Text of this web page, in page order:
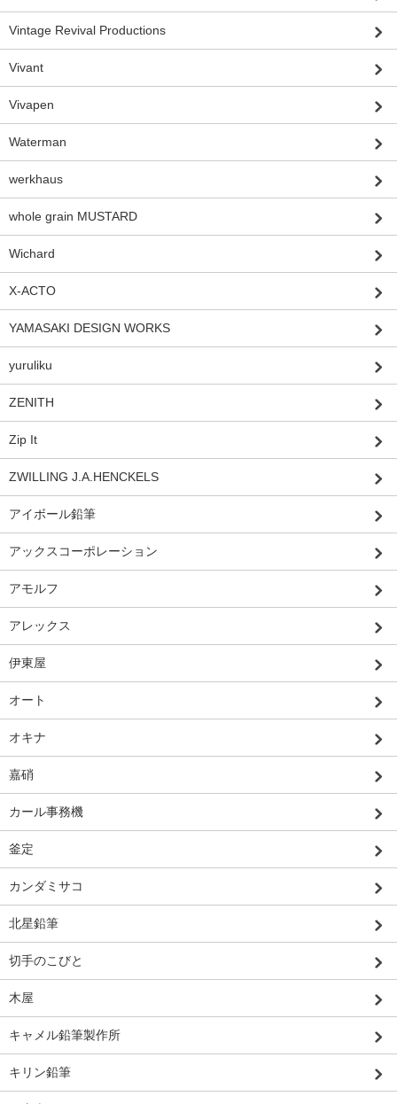
Vintage Revival Productions
Vivant
Vivapen
Waterman
werkhaus
whole grain MUSTARD
Wichard
X-ACTO
YAMASAKI DESIGN WORKS
yuruliku
ZENITH
Zip It
ZWILLING J.A.HENCKELS
アイボール鉛筆
アックスコーポレーション
アモルフ
アレックス
伊東屋
オート
オキナ
嘉硝
カール事務機
釜定
カンダミサコ
北星鉛筆
切手のこびと
木屋
キャメル鉛筆製作所
キリン鉛筆